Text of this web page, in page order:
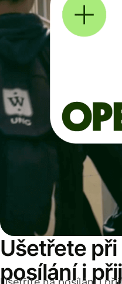
Ušetřete
posílání i